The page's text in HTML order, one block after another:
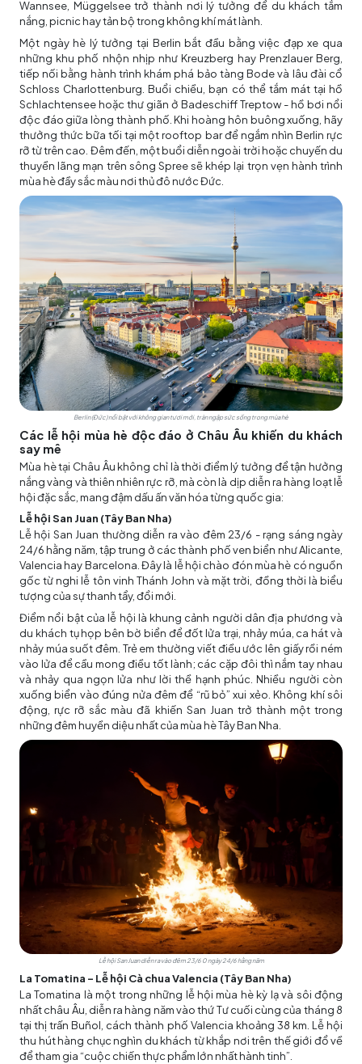
Wannsee, Müggelsee trở thành nơi lý tưởng để du khách tắm
nắng, picnic hay tản bộ trong không khí mát lành.
Một ngày hè lý tưởng tại Berlin bắt đầu bằng việc đạp xe qua
những khu phố nhộn nhịp như Kreuzberg hay Prenzlauer Berg,
tiếp nối bằng hành trình khám phá bảo tàng Bode và lâu đài cổ
Schloss Charlottenburg. Buổi chiều, bạn có thể tắm mát tại hồ
Schlachtensee hoặc thư giãn ở Badeschiff Treptow - hồ bơi nổi
độc đáo giữa lòng thành phố. Khi hoàng hôn buông xuống, hãy
thưởng thức bữa tối tại một rooftop bar để ngắm nhìn Berlin rực
rỡ từ trên cao. Đêm đến, một buổi diễn ngoài trời hoặc chuyến du
thuyền lãng mạn trên sông Spree sẽ khép lại trọn vẹn hành trình
mùa hè đầy sắc màu nơi thủ đô nước Đức.
Berlin (Đức) nổi bật với không gian tươi mới, tràn ngập sức sống trong mùa hè
Các lễ hội mùa hè độc đáo ở Châu Âu khiến du khách
say mê
Mùa hè tại Châu Âu không chỉ là thời điểm lý tưởng để tận hưởng
nắng vàng và thiên nhiên rực rỡ, mà còn là dịp diễn ra hàng loạt lễ
hội đặc sắc, mang đậm dấu ấn văn hóa từng quốc gia:
Lễ hội San Juan (Tây Ban Nha)
Lễ hội San Juan thường diễn ra vào đêm 23/6 - rạng sáng ngày
24/6 hằng năm, tập trung ở các thành phố ven biển như Alicante,
Valencia hay Barcelona. Đây là lễ hội chào đón mùa hè có nguồn
gốc từ nghi lễ tôn vinh Thánh John và mặt trời, đồng thời là biểu
tượng của sự thanh tẩy, đổi mới.
Điểm nổi bật của lễ hội là khung cảnh người dân địa phương và
du khách tụ họp bên bờ biển để đốt lửa trại, nhảy múa, ca hát và
nhảy múa suốt đêm. Trẻ em thường viết điều ước lên giấy rồi ném
vào lửa để cầu mong điều tốt lành; các cặp đôi thì nắm tay nhau
và nhảy qua ngọn lửa như lời thề hạnh phúc. Nhiều người còn
xuống biển vào đúng nửa đêm để “rũ bỏ” xui xẻo. Không khí sôi
động, rực rỡ sắc màu đã khiến San Juan trở thành một trong
những đêm huyền diệu nhất của mùa hè Tây Ban Nha.
Lễ hội San Juan diễn ra vào đêm 23/6 0 ngày 24/6 hằng năm
La Tomatina – Lễ hội Cà chua Valencia (Tây Ban Nha)
La Tomatina là một trong những lễ hội mùa hè kỳ lạ và sôi động
nhất châu Âu, diễn ra hàng năm vào thứ Tư cuối cùng của tháng 8
tại thị trấn Buñol, cách thành phố Valencia khoảng 38 km. Lễ hội
thu hút hàng chục nghìn du khách từ khắp nơi trên thế giới đổ về
để tham gia “cuộc chiến thực phẩm lớn nhất hành tinh”.